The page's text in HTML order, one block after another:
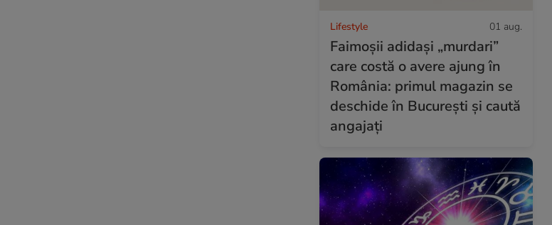
Lifestyle 01 aug.
Faimoșii adidași „murdari”
care costă o avere ajung în
România: primul magazin se
deschide în București și caută
angajați